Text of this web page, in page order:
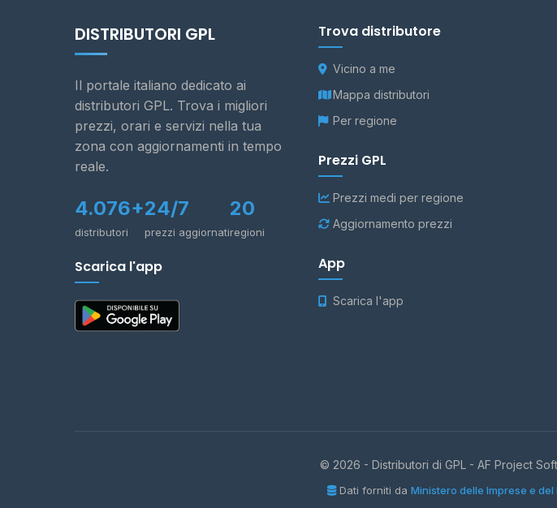
DISTRIBUTORI GPL
Il portale italiano dedicato ai
distributori GPL. Trova i migliori
prezzi, orari e servizi nella tua
zona con aggiornamenti in tempo
reale.
4.076+
distributori
24/7
prezzi aggiornati
20
regioni
Scarica l'app
Trova distributore
Vicino a me
Mappa distributori
Per regione
Prezzi GPL
Prezzi medi per regione
Aggiornamento prezzi
App
Scarica l'app
© 2026 - Distributori di GPL - AF Project
Dati forniti da Ministero delle Imprese e del